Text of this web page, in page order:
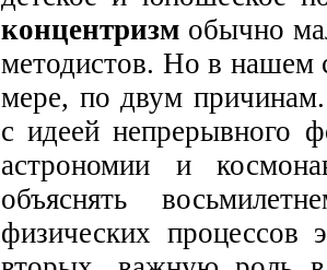
концентризм обычно
методистов. Но в нашем
мере, по двум
с идеей непрерывного
астрономии и
объяснять
физических